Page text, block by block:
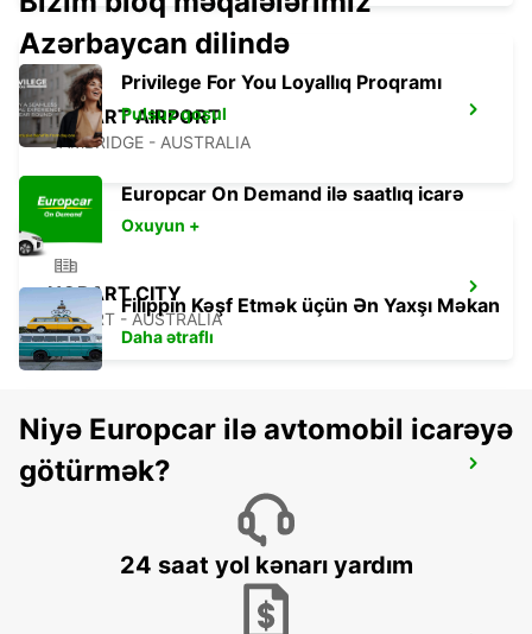
HOBART AIRPORT
CAMBRIDGE - AUSTRALIA
HOBART CITY
HOBART - AUSTRALIA
BAIRNSDALE
BAIRNSDALE - AUSTRALIA
Azərbaycan dilində
Privilege For You Loyallıq Proqramı
Pulsuz qoşul
Europcar On Demand ilə saatlıq icarə
Oxuyun +
Filippin Kəşf Etmək üçün Ən Yaxşı Məkan
Daha ətraflı
Niyə Europcar ilə avtomobil icarəyə
götürmək?
24 saat yol kənarı yardım